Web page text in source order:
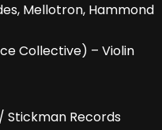
Mellotron, Hammond
Collective) – Violin
Stickman Records